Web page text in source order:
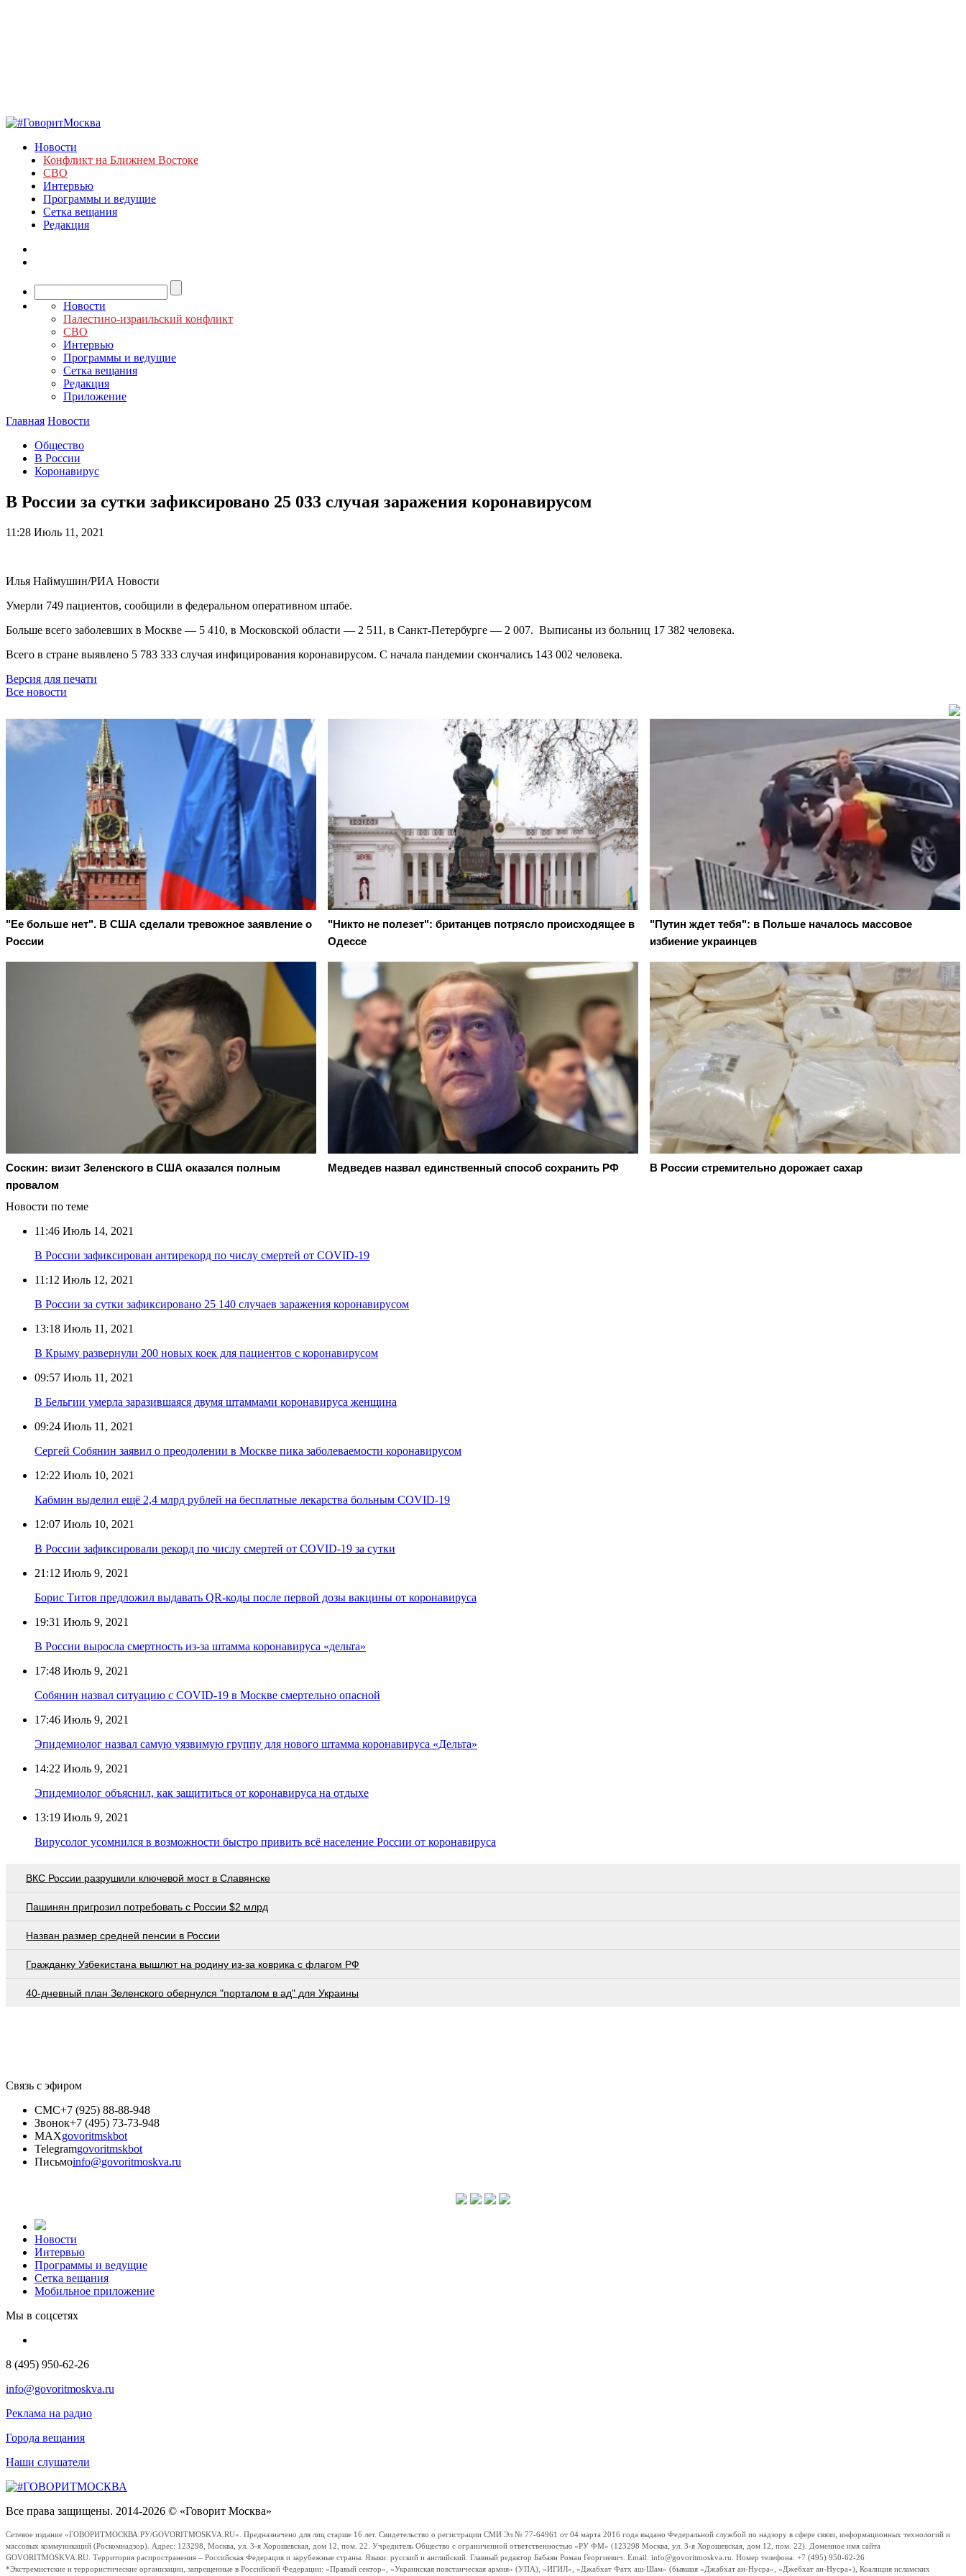
Новости
Конфликт на Ближнем Востоке
СВО
Интервью
Программы и ведущие
Сетка вещания
Редакция
Новости
Палестино-израильский конфликт
СВО
Интервью
Программы и ведущие
Сетка вещания
Редакция
Приложение
Главная Новости
Общество
В России
Коронавирус
В России за сутки зафиксировано 25 033 случая заражения коронавирусом
11:28 Июль 11, 2021
Илья Наймушин/РИА Новости
Умерли 749 пациентов, сообщили в федеральном оперативном штабе.
Больше всего заболевших в Москве — 5 410, в Московской области — 2 511, в Санкт-Петербурге — 2 007. Выписаны из больниц 17 382 человека.
Всего в стране выявлено 5 783 333 случая инфицирования коронавирусом. С начала пандемии скончались 143 002 человека.
Версия для печати
Все новости
"Ее больше нет". В США сделали тревожное заявление о
России
"Никто не полезет": британцев потрясло происходящее в
Одессе
"Путин ждет тебя": в Польше началось массовое
избиение украинцев
Соскин: визит Зеленского в США оказался полным
провалом
Медведев назвал единственный способ сохранить РФ В России стремительно дорожает сахар
Новости по теме
11:46 Июль 14, 2021
В России зафиксирован антирекорд по числу смертей от COVID-19
11:12 Июль 12, 2021
В России за сутки зафиксировано 25 140 случаев заражения коронавирусом
13:18 Июль 11, 2021
В Крыму развернули 200 новых коек для пациентов с коронавирусом
09:57 Июль 11, 2021
В Бельгии умерла заразившаяся двумя штаммами коронавируса женщина
09:24 Июль 11, 2021
Сергей Собянин заявил о преодолении в Москве пика заболеваемости коронавирусом
12:22 Июль 10, 2021
Кабмин выделил ещё 2,4 млрд рублей на бесплатные лекарства больным COVID-19
12:07 Июль 10, 2021
В России зафиксировали рекорд по числу смертей от COVID-19 за сутки
21:12 Июль 9, 2021
Борис Титов предложил выдавать QR-коды после первой дозы вакцины от коронавируса
19:31 Июль 9, 2021
В России выросла смертность из-за штамма коронавируса «дельта»
17:48 Июль 9, 2021
Собянин назвал ситуацию с COVID-19 в Москве смертельно опасной
17:46 Июль 9, 2021
Эпидемиолог назвал самую уязвимую группу для нового штамма коронавируса «Дельта»
14:22 Июль 9, 2021
Эпидемиолог объяснил, как защититься от коронавируса на отдыхе
13:19 Июль 9, 2021
Вирусолог усомнился в возможности быстро привить всё население России от коронавируса
ВКС России разрушили ключевой мост в Славянске
Пашинян пригрозил потребовать c России $2 млрд
Назван размер средней пенсии в России
Гражданку Узбекистана вышлют на родину из-за коврика с флагом РФ
40-дневный план Зеленского обернулся "порталом в ад" для Украины
Связь с эфиром
СМС+7 (925) 88-88-948
Звонок+7 (495) 73-73-948
MAXgovoritmskbot
Telegramgovoritmskbot
Письмоinfo@govoritmoskva.ru
Новости
Интервью
Программы и ведущие
Сетка вещания
Мобильное приложение
Мы в соцсетях
8 (495) 950-62-26
info@govoritmoskva.ru
Реклама на радио
Города вещания
Наши слушатели
Все права защищены. 2014-2026 © «Говорит Москва»
Сетевое издание «ГОВОРИТМОСКВА.РУ/GOVORITMOSKVA.RU». Предназначено для лиц старше 16 лет. Свидетельство о регистрации СМИ Эл № 77-64961 от 04 марта 2016 года выдано Федеральной службой по надзору в сфере связи, информационных технологий и
массовых коммуникаций (Роскомнадзор). Адрес: 123298, Москва, ул. 3-я Хорошевская, дом 12, пом. 22. Учредитель Общество с ограниченной ответственностью «РУ ФМ» (123298 Москва, ул. 3-я Хорошевская, дом 12, пом. 22). Доменное имя сайта
GOVORITMOSKVA.RU. Территория распространения – Российская Федерация и зарубежные страны. Языки: русский и английский. Главный редактор Бабаян Роман Георгиевич. Email: info@govoritmoskva.ru. Номер телефона: +7 (495) 950-62-26
*Экстремистские и террористические организации, запрещенные в Российской Федерации: «Правый сектор», «Украинская повстанческая армия» (УПА), «ИГИЛ», «Джабхат Фатх аш-Шам» (бывшая «Джабхат ан-Нусра», «Джебхат ан-Нусра»), Коалиция исламских